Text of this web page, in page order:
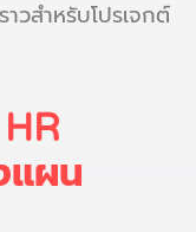
วสำหรับโปรเจกต์
แผน